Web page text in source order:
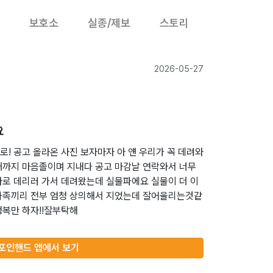
보호소 실종/제보 스토리
2026-05-27
! 공고 올라온 사진 보자마자 아 얜 우리가 꼭 데려와
지 마음졸이며 지내다 공고 마감날 연락와서 너무
데리러 가서 데려왔는데 실물파에요 실물이 더 이
끼리 전부 엄청 상의해서 지었는데 잘어울리는것같
만 하자!!잘부탁해
인핸드 앱에서 보기